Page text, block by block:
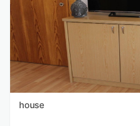
house